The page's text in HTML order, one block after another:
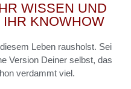
WISSEN UND
KNOWHOW
Leben rausholst. Sei
Version Deiner selbst, das
verdammt viel.